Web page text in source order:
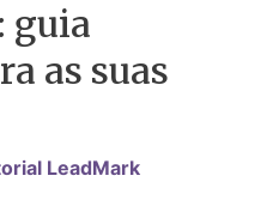
guia
as suas
LeadMark